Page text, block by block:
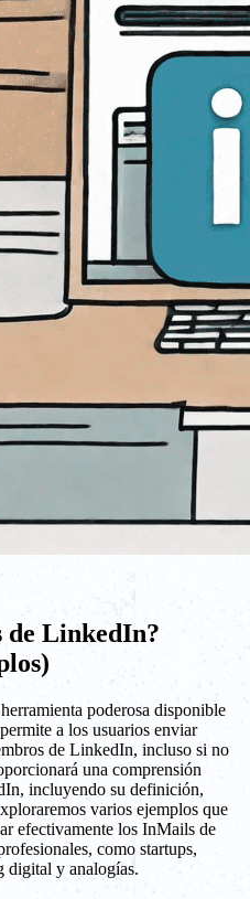
de LinkedIn?
poderosa disponible
a los usuarios enviar
de LinkedIn, incluso si no
una comprensión
incluyendo su definición,
varios ejemplos que
efectivamente los InMails de
como startups,
digital y analogías.